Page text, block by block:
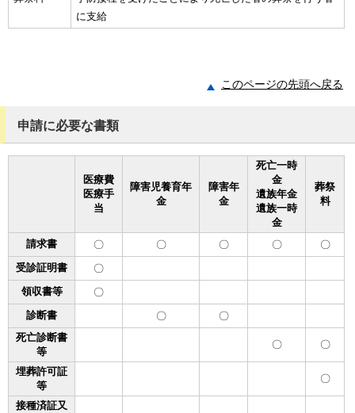
に支給
このページの先頭へ戻る
申請に必要な書類
医療費
医療手
当
障害児養育年
金
障害年
金
死亡一時
金
遺族年金
遺族一時
金
葬祭
料
請求書 〇 〇 〇 〇
〇
受診証明書
〇
領収書等
〇
診断書
〇
〇
死亡診断書
等
〇 〇
埋葬許可証
等
〇
接種済証又